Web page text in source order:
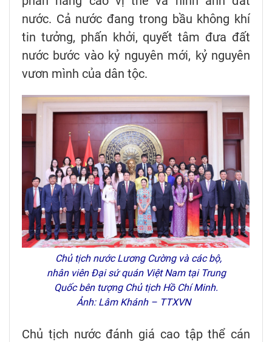
nước. Cả nước đang trong bầu không khí
tin tưởng, phấn khởi, quyết tâm đưa đất
nước bước vào kỷ nguyên mới, kỷ nguyên
vươn mình của dân tộc.
Chủ tịch nước Lương Cường và các bộ,
nhân viên Đại sứ quán Việt Nam tại Trung
Quốc bên tượng Chủ tịch Hồ Chí Minh.
Ảnh: Lâm Khánh – TTXVN
Chủ tịch nước đánh giá cao tập thể cán